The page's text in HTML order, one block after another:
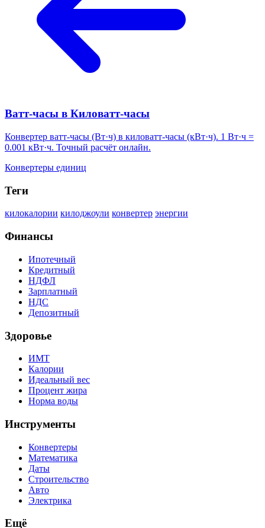
Ватт-часы в Киловатт-часы
Конвертер ватт-часы (Вт·ч) в киловатт-часы (кВт·ч). 1 Вт·ч =
0.001 кВт·ч. Точный расчёт онлайн.
Конвертеры единиц
Теги
килокалории килоджоули конвертер энергии
Финансы
Ипотечный
Кредитный
НДФЛ
Зарплатный
НДС
Депозитный
Здоровье
ИМТ
Калории
Идеальный вес
Процент жира
Норма воды
Инструменты
Конвертеры
Математика
Даты
Строительство
Авто
Электрика
Ещё